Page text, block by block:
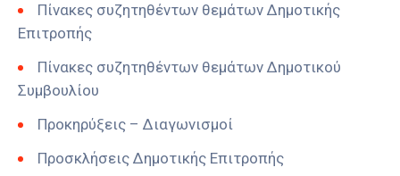
Πίνακες συζητηθέντων θεμάτων Δημοτικής
Επιτροπής
Πίνακες συζητηθέντων θεμάτων Δημοτικού
Συμβουλίου
Προκηρύξεις – Διαγωνισμοί
Προσκλήσεις Δημοτικής Επιτροπής